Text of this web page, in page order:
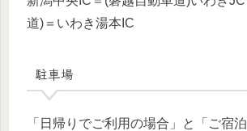
道)＝いわき湯本IC
駐車場
「日帰りでご利用の場合」と「ご宿